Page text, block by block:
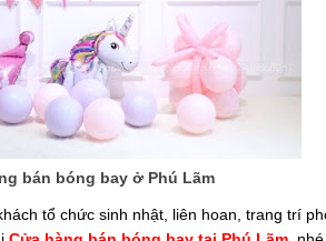
bán bóng bay ở Phú Lãm
tổ chức sinh nhật, liên hoan, trang trí